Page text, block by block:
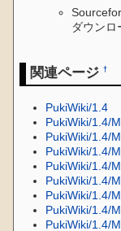
ダウンロ
関連ページ†
PukiWiki/1.4
PukiWiki/1.4/
PukiWiki/1.4/
PukiWiki/1.4/
PukiWiki/1.4/
PukiWiki/1.4/
PukiWiki/1.4/
PukiWiki/1.4/
PukiWiki/1.4/